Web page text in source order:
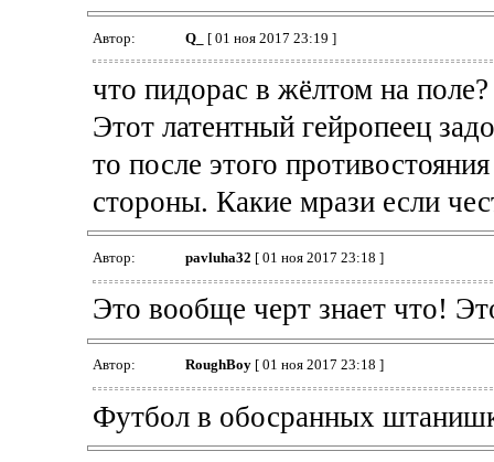
Автор: Q_ [ 01 ноя 2017 23:19 ]
что пидорас в жёлтом на поле?
Этот латентный гейропеец
то после этого
стороны. Какие мрази если
Автор: pavluha32 [ 01 ноя 2017 23:18 ]
Это вообще черт знает что!
Автор: RoughBoy[ 01 ноя 2017 23:18 ]
Футбол в обосранных